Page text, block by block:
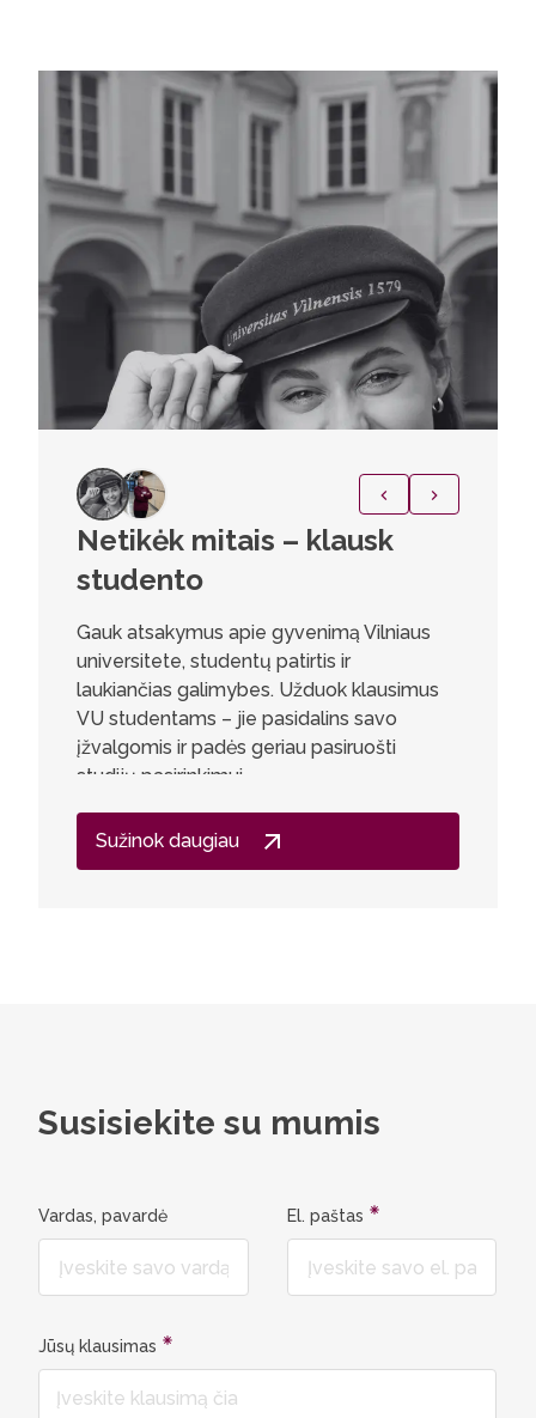
prasmingą ir paremtą pagarba kiekvieno
vaiko galimybėms.
Netikėk mitais – klausk
studento
Gauk atsakymus apie gyvenimą Vilniaus
universitete, studentų patirtis ir
laukiančias galimybes. Užduok klausimus
VU studentams – jie pasidalins savo
įžvalgomis ir padės geriau pasiruošti
studijų pasirinkimui.
Sužinok daugiau
Susisiekite su mumis
Vardas, pavardė El. paštas
Jūsų klausimas